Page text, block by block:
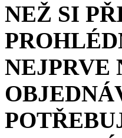
NEŽ SI
NEJPRVE